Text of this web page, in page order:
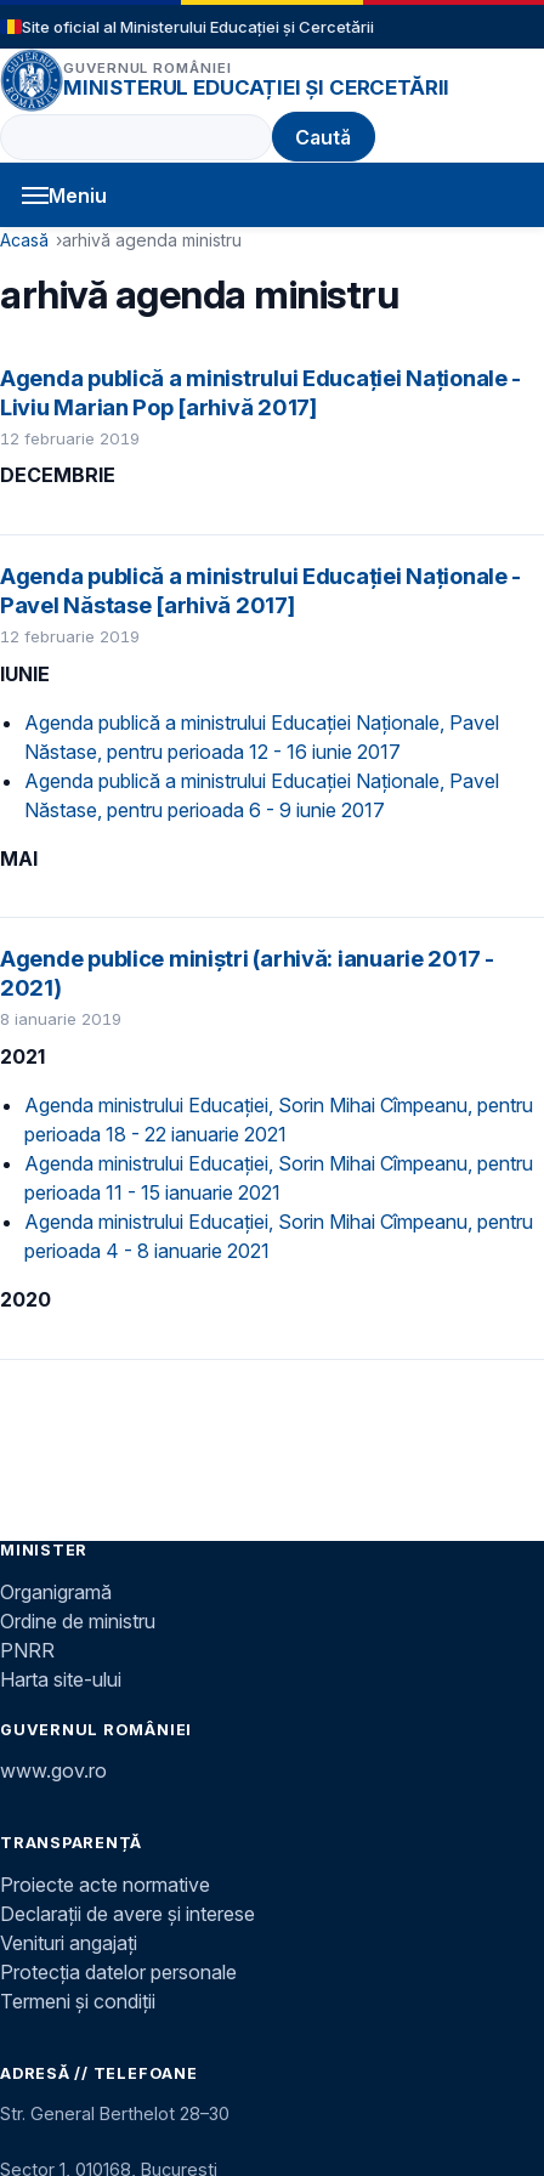
Sari la conținutul principal
Site oficial al Ministerului Educației și Cercetării
GUVERNUL ROMÂNIEI
MINISTERUL EDUCAȚIEI ȘI CERCETĂRII
Caută
Meniu
Navigație principală
Cale de navigare
Acasă arhivă agenda ministru
arhivă agenda ministru
Agenda publică a ministrului Educației Naționale -
Liviu Marian Pop [arhivă 2017]
12 februarie 2019
DECEMBRIE
Agenda publică a ministrului Educației Naționale -
Pavel Năstase [arhivă 2017]
12 februarie 2019
IUNIE
Agenda publică a ministrului Educației Naționale, Pavel
Năstase, pentru perioada 12 - 16 iunie 2017
Agenda publică a ministrului Educației Naționale, Pavel
Năstase, pentru perioada 6 - 9 iunie 2017
MAI
Agende publice miniștri (arhivă: ianuarie 2017 -
2021)
8 ianuarie 2019
2021
Agenda ministrului Educației, Sorin Mihai Cîmpeanu, pentru
perioada 18 - 22 ianuarie 2021
Agenda ministrului Educației, Sorin Mihai Cîmpeanu, pentru
perioada 11 - 15 ianuarie 2021
Agenda ministrului Educației, Sorin Mihai Cîmpeanu, pentru
perioada 4 - 8 ianuarie 2021
2020
MINISTER
Organigramă
Ordine de ministru
PNRR
Harta site-ului
GUVERNUL ROMÂNIEI
www.gov.ro
TRANSPARENȚĂ
Proiecte acte normative
Declarații de avere și interese
Venituri angajați
Protecția datelor personale
Termeni și condiții
ADRESĂ // TELEFOANE
Str. General Berthelot 28–30
Sector 1, 010168, București